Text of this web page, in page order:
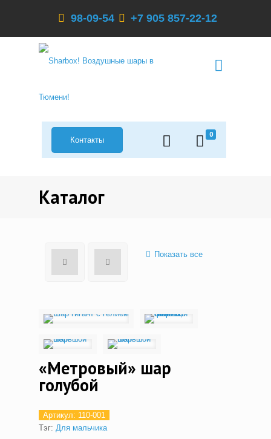
98-09-54 +7 905 857-22-12
0
Контакты
Каталог
Показать все
«Метровый» шар
голубой
Артикул: 110-001
Тэг: Для мальчика